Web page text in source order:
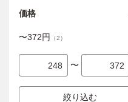
価格
〜372円 （2）
〜
絞り込む